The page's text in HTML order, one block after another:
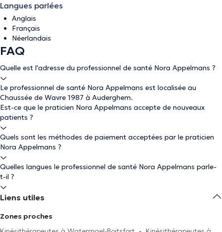
Langues parlées
Anglais
Français
Néerlandais
FAQ
Quelle est l'adresse du professionnel de santé Nora Appelmans ?
Le professionnel de santé Nora Appelmans est localisée au
Chaussée de Wavre 1987 à Auderghem.
Est-ce que le praticien Nora Appelmans accepte de nouveaux
patients ?
Quels sont les méthodes de paiement acceptées par le praticien
Nora Appelmans ?
Quelles langues le professionnel de santé Nora Appelmans parle-
t-il ?
Liens utiles
Zones proches